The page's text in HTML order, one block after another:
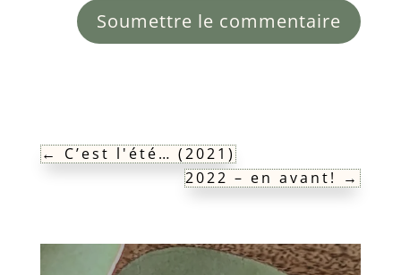
Soumettre le commentaire
← C’est l'été… (2021)
2022 – en avant!
→